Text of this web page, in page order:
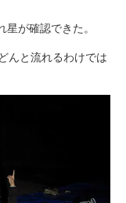
が確認できた。
んと流れるわけでは